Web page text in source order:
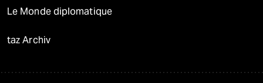
Le Monde diplomatique
taz Archiv